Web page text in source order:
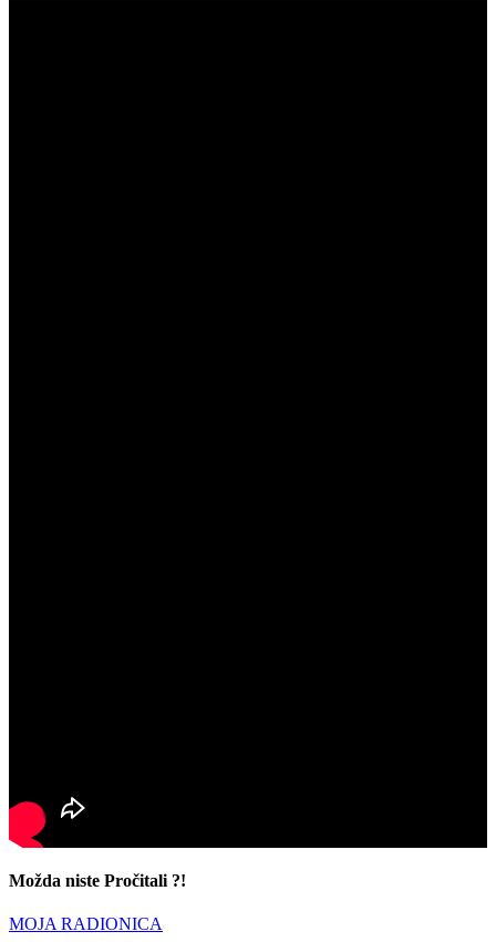
Možda niste Pročitali ?!
MOJA RADIONICA